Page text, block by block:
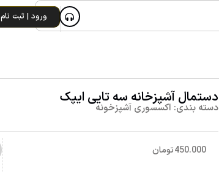
ورود | ثبت نام
دستمال آشپزخانه سه تایی ایپک
دسته بندی: اکسسوری آشپزخونه
450.000تومان